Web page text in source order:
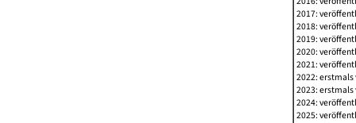
2017:
2018:
2019:
2020:
2021:
2022:
2023:
2024:
2025: